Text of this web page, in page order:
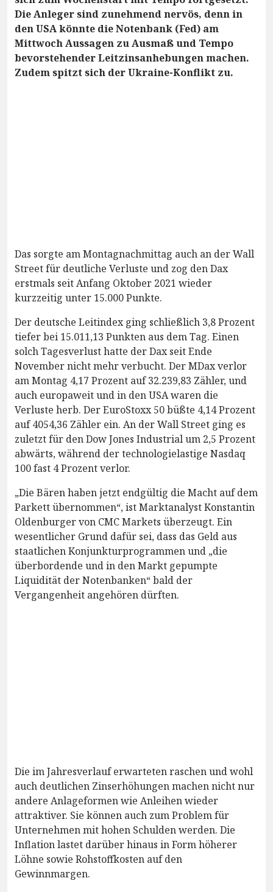
Die Anleger sind zunehmend nervös, denn in
den USA könnte die Notenbank (Fed) am
Mittwoch Aussagen zu Ausmaß und Tempo
bevorstehender Leitzinsanhebungen machen.
Zudem spitzt sich der Ukraine-Konflikt zu.
Das sorgte am Montagnachmittag auch an der Wall
Street für deutliche Verluste und zog den Dax
erstmals seit Anfang Oktober 2021 wieder
kurzzeitig unter 15.000 Punkte.
Der deutsche Leitindex ging schließlich 3,8 Prozent
tiefer bei 15.011,13 Punkten aus dem Tag. Einen
solch Tagesverlust hatte der Dax seit Ende
November nicht mehr verbucht. Der MDax verlor
am Montag 4,17 Prozent auf 32.239,83 Zähler, und
auch europaweit und in den USA waren die
Verluste herb. Der EuroStoxx 50 büßte 4,14 Prozent
auf 4054,36 Zähler ein. An der Wall Street ging es
zuletzt für den Dow Jones Industrial um 2,5 Prozent
abwärts, während der technologielastige Nasdaq
100 fast 4 Prozent verlor.
„Die Bären haben jetzt endgültig die Macht auf dem
Parkett übernommen“, ist Marktanalyst Konstantin
Oldenburger von CMC Markets überzeugt. Ein
wesentlicher Grund dafür sei, dass das Geld aus
staatlichen Konjunkturprogrammen und „die
überbordende und in den Markt gepumpte
Liquidität der Notenbanken“ bald der
Vergangenheit angehören dürften.
Die im Jahresverlauf erwarteten raschen und wohl
auch deutlichen Zinserhöhungen machen nicht nur
andere Anlageformen wie Anleihen wieder
attraktiver. Sie können auch zum Problem für
Unternehmen mit hohen Schulden werden. Die
Inflation lastet darüber hinaus in Form höherer
Löhne sowie Rohstoffkosten auf den
Gewinnmargen.